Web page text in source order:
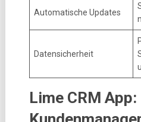
Automatische Updates
Datensicherheit
Lime CRM App: